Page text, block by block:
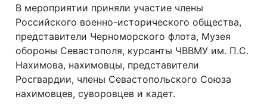
В мероприятии приняли участие члены
Российского военно-исторического общества,
представители Черноморского флота, Музея
обороны Севастополя, курсанты ЧВВМУ им. П.С.
Нахимова, нахимовцы, представители
Росгвардии, члены Севастопольского Союза
нахимовцев, суворовцев и кадет.